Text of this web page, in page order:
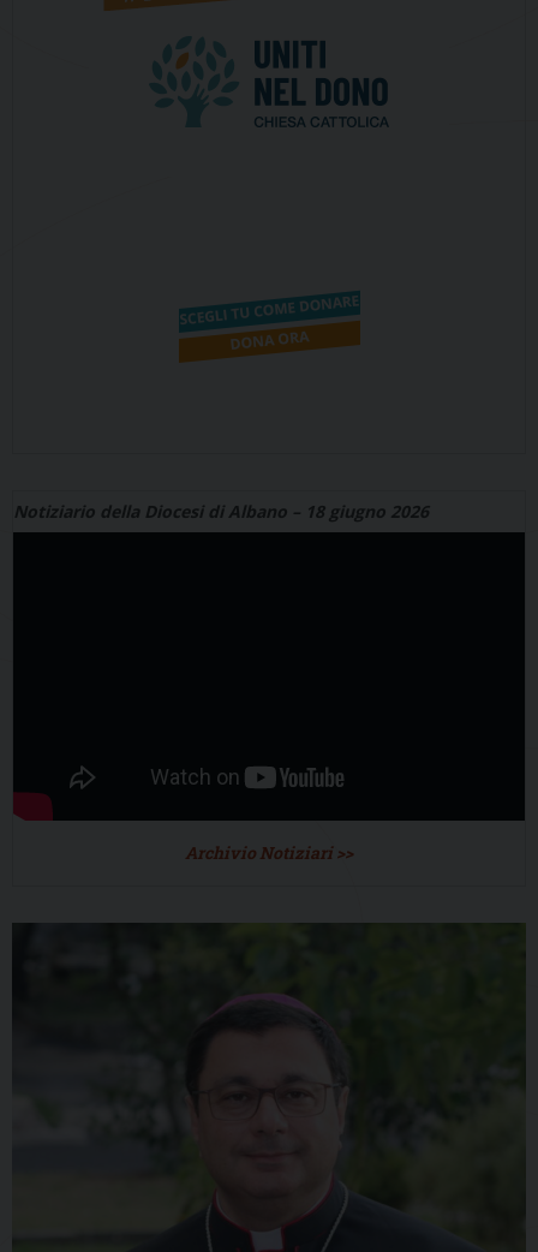
Notiziario della Diocesi di Albano – 18 giugno 2026
Archivio Notiziari >>